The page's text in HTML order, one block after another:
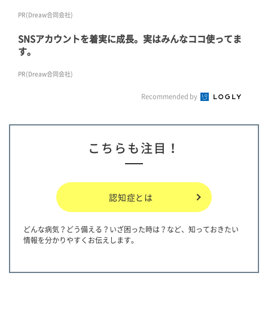
PR(Dreaw合同会社)
SNSアカウントを着実に成長。実はみんなココ使ってま
す。
PR(Dreaw合同会社)
Recommended by
こちらも注目！
認知症とは
どんな病気？どう備える？いざ困った時は？など、知っておきたい
情報を分かりやすくお伝えします。